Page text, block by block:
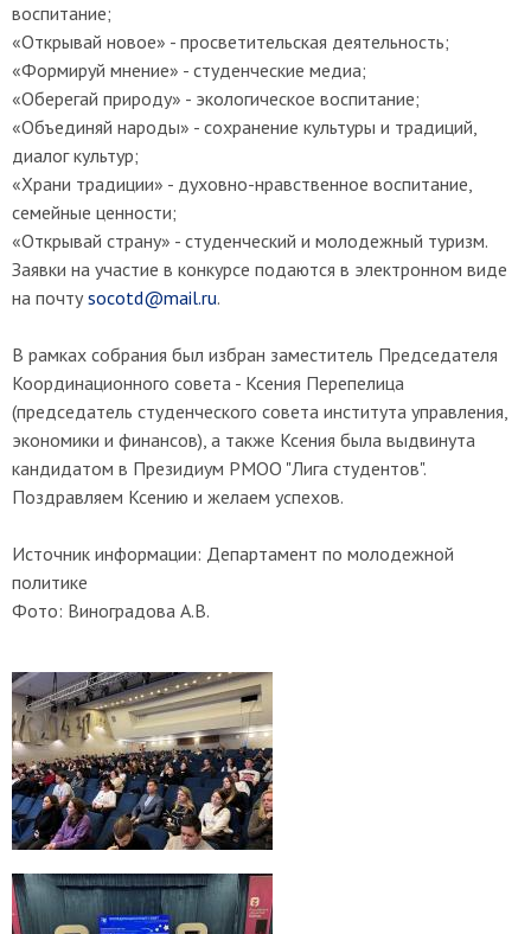
воспитание;
«Открывай новое» - просветительская деятельность;
«Формируй мнение» - студенческие медиа;
«Оберегай природу» - экологическое воспитание;
«Объединяй народы» - сохранение культуры и традиций,
диалог культур;
«Храни традиции» - духовно-нравственное воспитание,
семейные ценности;
«Открывай страну» - студенческий и молодежный туризм.
Заявки на участие в конкурсе подаются в электронном виде
на почтуsocotd@mail.ru.
В рамках собрания был избран заместитель Председателя
Координационного совета - Ксения Перепелица
(председатель студенческого совета института управления,
экономики и финансов), а также Ксения была выдвинута
кандидатом в Президиум РМОО "Лига студентов".
Поздравляем Ксению и желаем успехов.
Источник информации: Департамент по молодежной
политике
Фото: Виноградова А.В.